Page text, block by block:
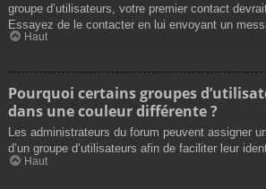
groupe d’utilisateurs, votre premier contact
Essayez de le contacter en lui envoyant un
Haut
Pourquoi certains groupes
dans une couleur différente ?
Les administrateurs du forum peuvent assigner
d’un groupe d’utilisateurs afin de faciliter leur
Haut